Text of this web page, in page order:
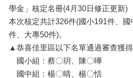
學金」核定名冊(4月30日修正更新)
本次核定共計326件(國小191件、
件、大專50件)。
▲恭喜佳里區以下名單通過審查獲
國小組：蔡〇玥、陳〇曄
國中組：楊〇晴、楊〇恬